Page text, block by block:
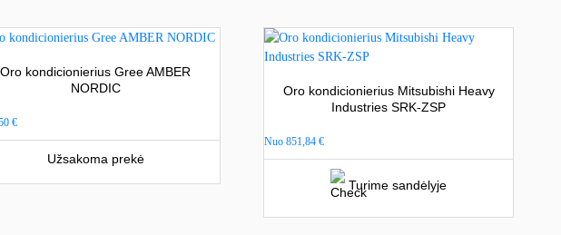
Oro kondicionierius Gree AMBER
NORDIC
€
Užsakoma prekė
Oro kondicionierius Mitsubishi Heavy
Industries SRK-ZSP
Nuo851,84€
Turime sandėlyje